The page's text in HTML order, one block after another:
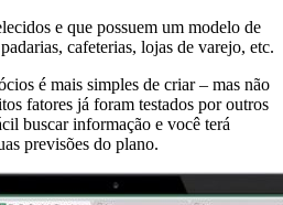
e que possuem um modelo de
cafeterias, lojas de varejo, etc.
é mais simples de criar – mas não
fatores já foram testados por outros
buscar informação e você terá
previsões do plano.